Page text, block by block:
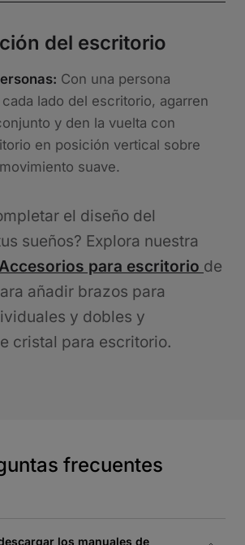
del escritorio
Con una persona
lado del escritorio, agarren
y den la vuelta con
en posición vertical sobre
suave.
el diseño del
sueños? Explora nuestra
Accesorios para escritorio de
añadir brazos para
y dobles y
cristal para escritorio.
frecuentes
los manuales de